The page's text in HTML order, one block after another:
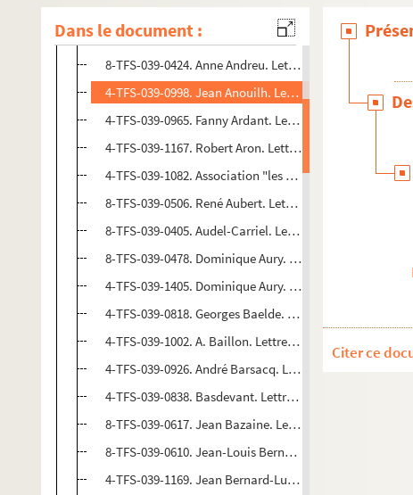
Dans le document :
4-TFS-039-1080. Amicale des directeurs de Théâtres de
8-TFS-039-0284. Madame André. Lettre à Maurice
8-TFS-039-0424. Anne Andreu. Lettre de Maurice
4-TFS-039-0998. Jean Anouilh. Lettre à Maurice
4-TFS-039-0965. Fanny Ardant. Lettre à Maurice
4-TFS-039-1167. Robert Aron. Lettres à Maurice
4-TFS-039-1082. Association "les amis de Francis
8-TFS-039-0506. René Aubert. Lettre à Maurice
8-TFS-039-0405. Audel-Carriel. Lettre à Maurice
8-TFS-039-0478. Dominique Aury. Lettre à Maurice
4-TFS-039-1405. Dominique Aury. Lettres de Maurice
4-TFS-039-0818. Georges Baelde. Lettres à Maurice
4-TFS-039-1002. A. Baillon. Lettre de Maurice
4-TFS-039-0926. André Barsacq. Lettre à Maurice
4-TFS-039-0838. Basdevant. Lettre de Maurice
8-TFS-039-0617. Jean Bazaine. Lettres à Maurice
8-TFS-039-0610. Jean-Louis Bernard. Lettre à Maurice
4-TFS-039-1169. Jean Bernard-Luc. Lettres à Maurice
Citer ce